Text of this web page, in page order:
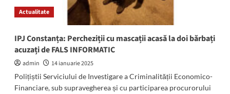
de
care
este
inculpat
Mangaliei
Actualitate
IPJ Constanța: Percheziții cu mascații acasă la doi bărbați
acuzați de FALS INFORMATIC
admin
14 ianuarie 2025
Polițiștii Serviciului de Investigare a Criminalității Economico-
Financiare, sub supravegherea și cu participarea procurorului